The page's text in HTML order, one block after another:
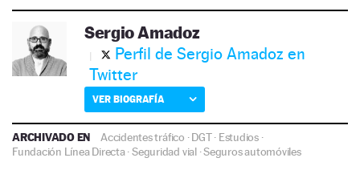
Sergio Amadoz
Perfil de Sergio Amadoz en
Twitter
VER BIOGRAFÍA
ARCHIVADO EN Accidentes tráfico ·DGT· Estudios ·
Fundación Línea Directa·Seguridad vial·Seguros automóviles